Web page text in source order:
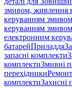
змивом, живлення
керуванням
керуванням
електронним
батарейПриладдя
запасні комплекти
комплектиЗмивні
перехідники
комплектиЗахисні